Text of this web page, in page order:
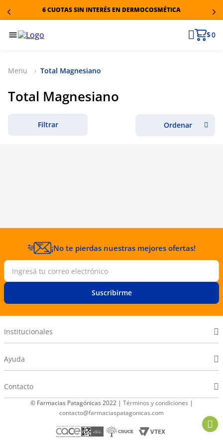
6 CUOTAS SIN INTERÉS EN DERMOCOSMÉTICA
$ 0
Total Magnesiano
Total Magnesiano
Filtrar
¡No te pierdas nuestras mejores ofertas!
Suscribirme
Institucionales
Ayuda
Contacto
© Farmacias Patagónicas 2022 | Términos y condiciones |
contacto@farmaciaspatagonicas.com